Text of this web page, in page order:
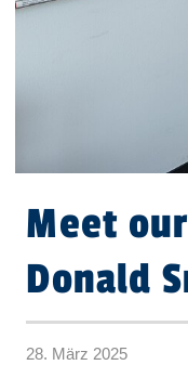
Meet
Donald
28. März 2025